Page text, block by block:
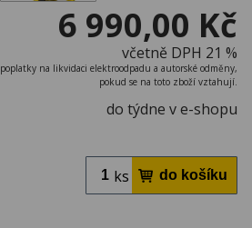
6 990,00 Kč
včetně DPH 21 %
na likvidaci elektroodpadu a autorské odměny,
pokud se na toto zboží vztahují.
do týdne v e-shopu
ks